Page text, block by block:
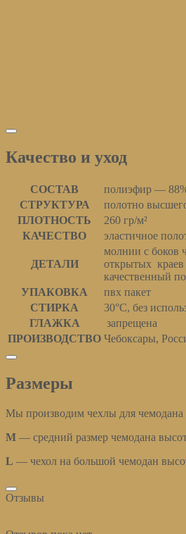
Качество и уход
СОСТАВ
полиэфир —
СТРУКТУРА
полотно
ПЛОТНОСТЬ
260 гр/м²
КАЧЕСТВО
эластичное
ДЕТАЛИ
молнии с боков
открытых
качественный
УПАКОВКА
пвх пакет
СТИРКА
30°С, без
ГЛАЖКА
запрещена
ПРОИЗВОДСТВО Чебоксары,
Размеры
Мы производим чехлы для чемодана
М — средний размер чемодана
L — чехол на большой чемодан
Отзывы